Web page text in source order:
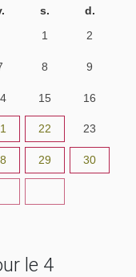
s.
d.
1 2
8 9
15 16
22 23
29 30
le 4